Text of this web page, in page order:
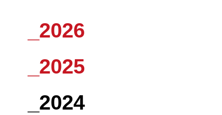
_2026
_2025
_2024